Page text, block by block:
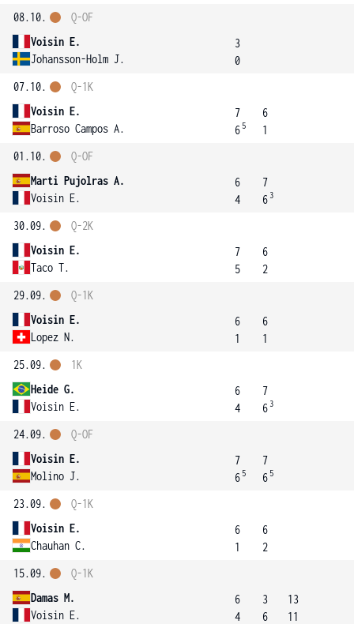
08.10.
Voisin E.
Johansson-Holm J.
Q-OF
3
0
07.10.
Voisin E.
Barroso Campos A.
Q-1K
7
6 5
6
1
01.10.
Marti Pujolras A.
Voisin E.
Q-OF
6
4
7
6 3
30.09.
Voisin E.
Taco T.
Q-2K
7
5
6
2
29.09.
Voisin E.
Lopez N.
Q-1K
6
1
6
1
25.09.
Heide G.
Voisin E.
1K
6
4
7
6 3
24.09.
Voisin E.
Molino J.
Q-OF
7
6 5
7
6 5
23.09.
Voisin E.
Chauhan C.
Q-1K
6
1
6
2
15.09.
Damas M.
Voisin E.
Q-1K
6
4
3
6
13
11